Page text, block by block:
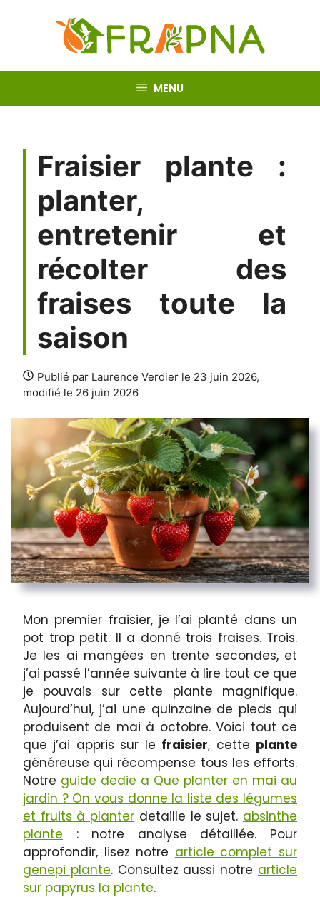
MENU
Fraisier plante :
planter,
entretenir et
récolter des
fraises toute la
saison
Publié par Laurence Verdier le 23 juin 2026,
modifié le 26 juin 2026
Mon premier fraisier, je l’ai planté dans un
pot trop petit. Il a donné trois fraises. Trois.
Je les ai mangées en trente secondes, et
j’ai passé l’année suivante à lire tout ce que
je pouvais sur cette plante magnifique.
Aujourd’hui, j’ai une quinzaine de pieds qui
produisent de mai à octobre. Voici tout ce
que j’ai appris sur le fraisier, cette plante
généreuse qui récompense tous les efforts.
Notre guide dedie a Que planter en mai au
jardin ? On vous donne la liste des légumes
et fruits à planter detaille le sujet. absinthe
plante : notre analyse détaillée. Pour
approfondir, lisez notre article complet sur
genepi plante. Consultez aussi notre article
sur papyrus la plante.